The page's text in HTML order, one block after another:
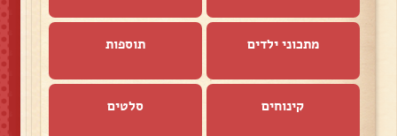
מתכוני ילדים תוספות
קינוחים סלטים